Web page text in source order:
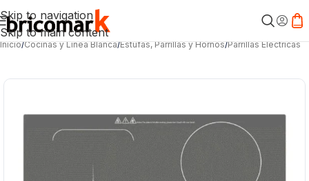
Skip to navigation
Skip to main content
Inicio/Cocinas y Línea Blanca/Estufas, Parrillas y Hornos/Parrillas Eléctricas